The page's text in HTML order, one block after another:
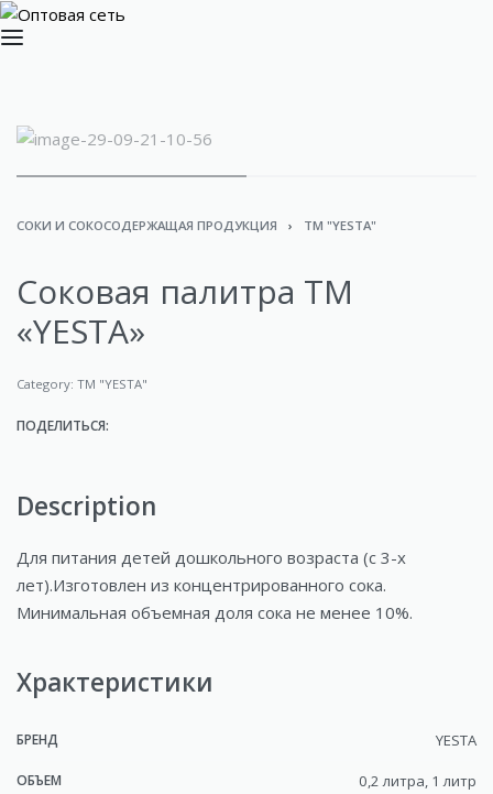
СОКИ И СОКОСОДЕРЖАЩАЯ ПРОДУКЦИЯ › ТМ "YESTA"
Cоковая палитра ТМ
«YESTA»
Category: ТМ "YESTA"
ПОДЕЛИТЬСЯ:
Description
Для питания детей дошкольного возраста (с 3-х
лет).Изготовлен из концентрированного сока.
Минимальная объемная доля сока не менее 10%.
Храктеристики
БРЕНД YESTA
ОБЪЕМ 0,2 литра, 1 литр